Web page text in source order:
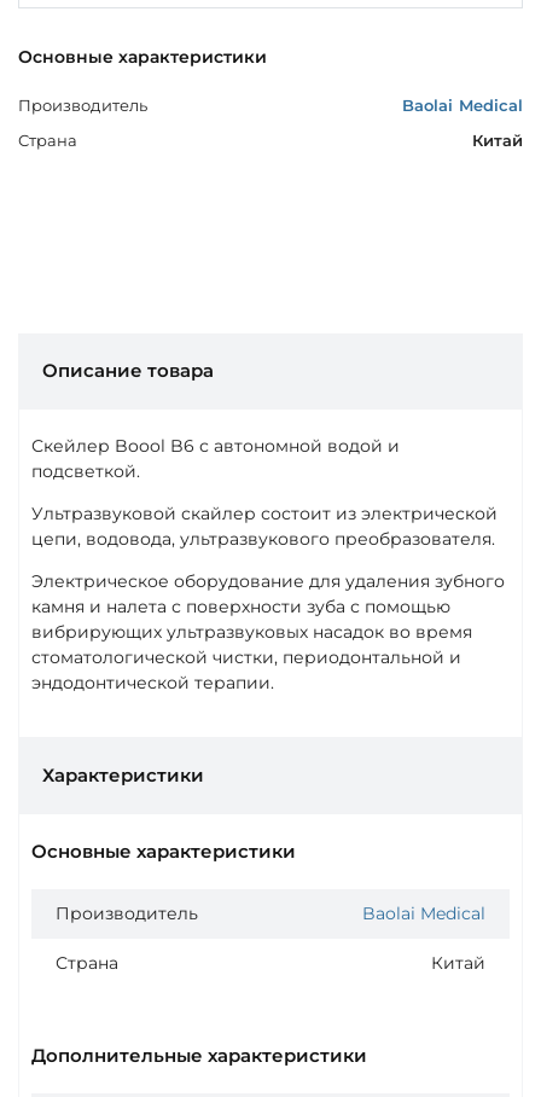
Основные характеристики
Производитель
Baolai Medical
Страна
Китай
Описание товара
Скейлер Boool B6 с автономной водой и
подсветкой.
Ультразвуковой скайлер состоит из электрической
цепи, водовода, ультразвукового преобразователя.
Электрическое оборудование для удаления зубного
камня и налета с поверхности зуба с помощью
вибрирующих ультразвуковых насадок во время
стоматологической чистки, периодонтальной и
эндодонтической терапии.
Характеристики
Основные характеристики
Производитель Baolai Medical
Страна Китай
Дополнительные характеристики